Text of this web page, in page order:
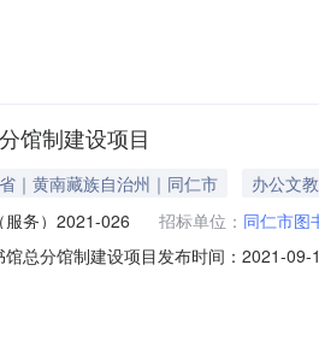
算控制额度480000.00元成交总金额
馆制建设项目
｜黄南藏族自治州｜同仁市
办公文教
务）2021-026 招标单位： 同仁市图
总分馆制建设项目发布时间：2021-
磋商采购预算控制额度480000.00元